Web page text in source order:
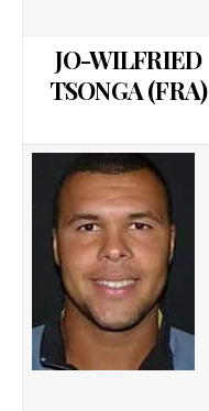
JO-WILFRIED
TSONGA (FRA)